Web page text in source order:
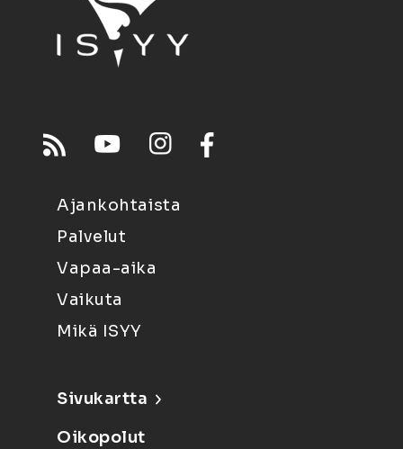
Ajankohtaista
Palvelut
Vapaa-aika
Vaikuta
Mikä ISYY
Sivukartta
Oikopolut